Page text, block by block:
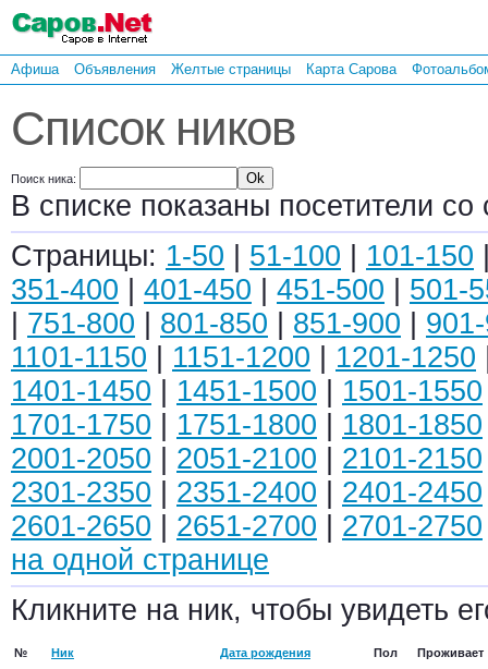
Афиша Объявления Желтые страницы Карта Сарова
Список ников
Поиск ника:
В списке показаны посетители
Страницы: 1-50 51-100 101-150
351-400
401-450 451-500
501-
751-800 801-850 851-900
1101-1150
1151-1200 1201-1250
1401-1450
1451-1500 1501-1550
1701-1750
1751-1800 1801-1850
2001-2050
2051-2100 2101-2150
2301-2350
2351-2400 2401-2450
2601-2650
2651-2700 2701-2750
на одной странице
Кликните на ник, чтобы увидеть
№ Ник Дата рождения Пол Проживает